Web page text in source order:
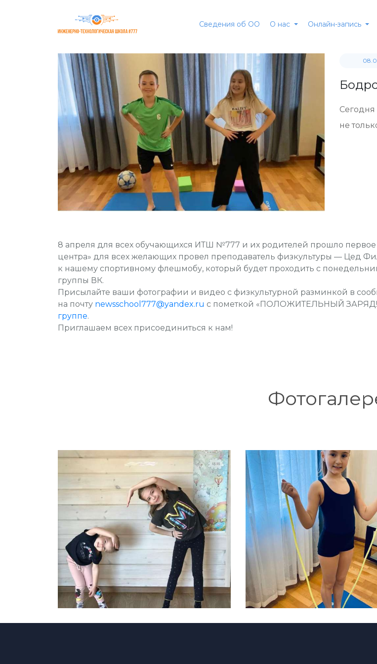
Сведения об ОО О нас Онлайн-запись
не
8 апреля для всех обучающихся ИТШ №777 и их родителей прошло первое
центра» для всех желающих провел преподаватель физкультуры — Цед
к нашему спортивному флешмобу, который будет проходить с
группы ВК.
Присылайте ваши фотографии и видео с физкультурной разминкой в
на почту newsschool777@yandex.ru с пометкой «ПОЛОЖИТЕЛЬНЫЙ
группе.
Приглашаем всех присоединиться к нам!